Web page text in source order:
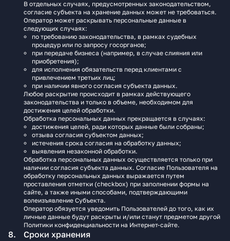
В отдельных случаях, предусмотренных законодательством,
согласие субъекта на хранение данных может не требоваться.
Оператор может раскрывать персональные данные в
следующих случаях:
по требованию законодательства, в рамках судебных
процедур или по запросу госорганов;
при передаче бизнеса (например, в случае слияния или
приобретения);
для исполнения обязательств перед клиентами с
привлечением третьих лиц;
при наличии явного согласия субъекта данных.
Любое раскрытие происходит в рамках действующего
законодательства и только в объеме, необходимом для
достижения целей обработки.
Обработка персональных данных прекращается в случаях:
достижения целей, ради которых данные были собраны;
отзыва согласия субъектом данных;
истечения срока согласия на обработку данных;
выявления незаконной обработки.
Обработка персональных данных осуществляется только при
наличии согласия субъекта данных. Согласие Пользователя на
обработку персональных данных выражается путем
проставления отметки (checkbox) при заполнении формы на
сайте, а также иными способами, подтверждающими
волеизъявление Субъекта.
Оператор обязуется уведомить Пользователей до того, как их
личные данные будут раскрыты и/или станут предметом другой
Политики конфиденциальности на Интернет-сайте.
Сроки хранения